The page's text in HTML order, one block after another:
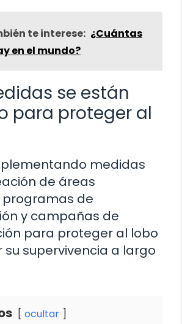
te interese: ¿Cuántas
en el mundo?
se están
para proteger al
medidas
de áreas
de
y campañas de
para proteger al lobo
supervivencia a largo
ocultar